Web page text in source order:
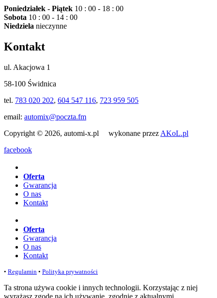
Poniedziałek - Piątek 10 : 00 - 18 : 00
Sobota 10 : 00 - 14 : 00
Niedziela nieczynne
Kontakt
ul. Akacjowa 1
58-100 Świdnica
tel. 783 020 202, 604 547 116, 723 959 505
email: automix@poczta.fm
Copyright © 2026, automi-x.pl wykonane przez AKoL.pl
facebook
Oferta
Gwarancja
O nas
Kontakt
Oferta
Gwarancja
O nas
Kontakt
• Regulamin • Polityka prywatności
Ta strona używa cookie i innych technologii. Korzystając z niej
wyrażasz zgodę na ich używanie, zgodnie z aktualnymi